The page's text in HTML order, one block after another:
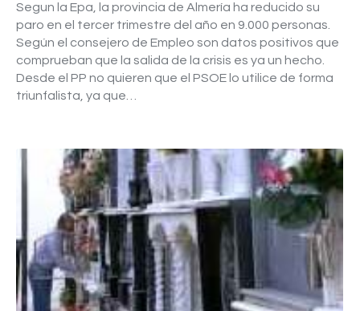
Segun la Epa, la provincia de Almería ha reducido su
paro en el tercer trimestre del año en 9.000 personas.
Según el consejero de Empleo son datos positivos que
comprueban que la salida de la crisis es ya un hecho.
Desde el PP no quieren que el PSOE lo utilice de forma
triunfalista, ya que…